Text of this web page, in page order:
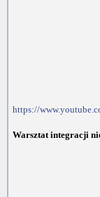
https://
Warsztat integracji